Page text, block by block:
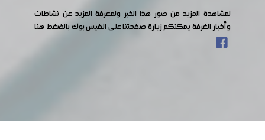
لمشاهدة المزيد من صور هذا الخبر ولمعرفة المزيد عن نشاطات
وأخبار الغرفة يمكنكم زيارة صفحتنا على الفيس بوكبالضغط هنا